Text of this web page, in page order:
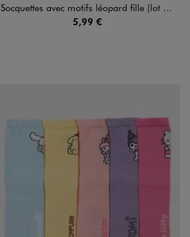
Socquettes avec motifs léopard fille (lot de 3)
5,99 €